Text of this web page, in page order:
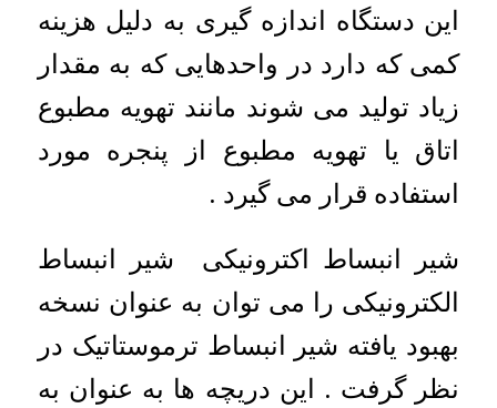
این دستگاه اندازه گیری به دلیل هزینه
کمی که دارد در واحدهایی که به مقدار
زیاد تولید می شوند مانند تهویه مطبوع
اتاق یا تهویه مطبوع از پنجره مورد
استفاده قرار می گیرد .
شیر انبساط اکترونیکی شیر انبساط
الکترونیکی را می توان به عنوان نسخه
بهبود یافته شیر انبساط ترموستاتیک در
نظر گرفت . این دریچه ها به عنوان به